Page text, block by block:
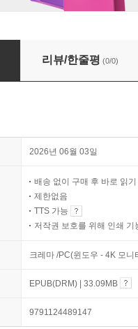
리뷰/한줄평 (0/0)
2026년 06월 03일
배송 없이 구매 후 바로 읽기
제한없음
TTS 가능
저작권 보호를 위해 인쇄 기
크레마 /PC(윈도우 - 4K 모
EPUB(DRM) | 33.09MB
9791124489147